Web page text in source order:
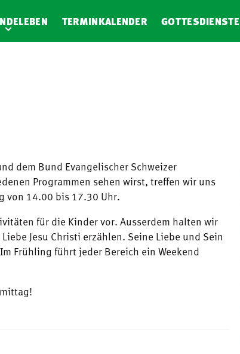
TERMINKALENDER GOTTESDIENSTE
dem Bund Evangelischer Schweizer
Programmen sehen wirst, treffen wir uns
von 14.00 bis 17.30 Uhr.
für die Kinder vor. Ausserdem halten wir
Jesu Christi erzählen. Seine Liebe und Sein
Frühling führt jeder Bereich ein Weekend